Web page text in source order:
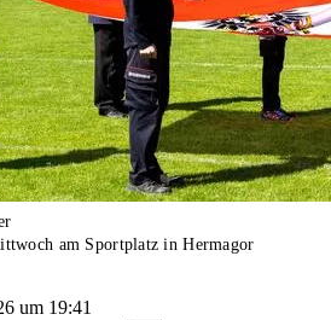
am Sportplatz in Hermagor
um 19:41